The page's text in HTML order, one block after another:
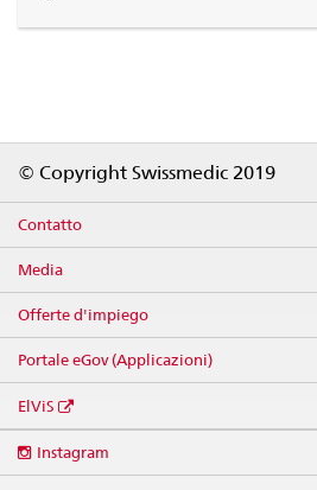
© Copyright Swissmedic 2019
Contatto
Media
Offerte d'impiego
Portale eGov (Applicazioni)
ElViS
media
Instagram